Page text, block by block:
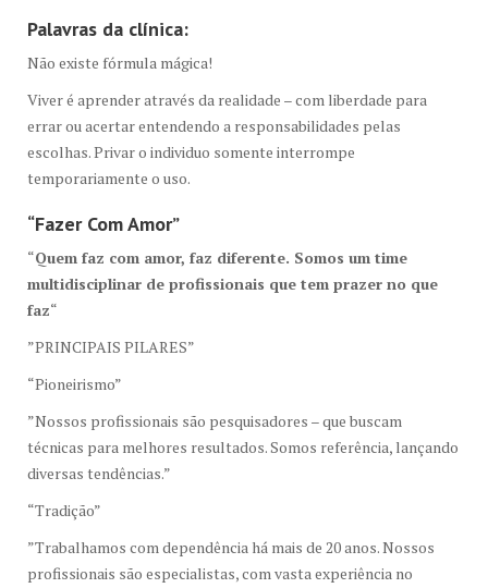
Palavras da clínica:
Não existe fórmula mágica!
Viver é aprender através da realidade – com liberdade para
errar ou acertar entendendo a responsabilidades pelas
escolhas. Privar o individuo somente interrompe
temporariamente o uso.
“Fazer Com Amor”
“Quem faz com amor, faz diferente. Somos um time
multidisciplinar de profissionais que tem prazer no que
faz“
”PRINCIPAIS PILARES”
“Pioneirismo”
”Nossos profissionais são pesquisadores – que buscam
técnicas para melhores resultados. Somos referência, lançando
diversas tendências.”
“Tradição”
”Trabalhamos com dependência há mais de 20 anos. Nossos
profissionais são especialistas, com vasta experiência no